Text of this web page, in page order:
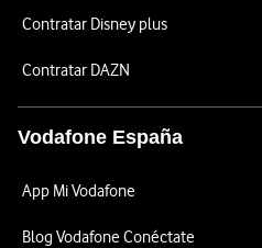
Contratar Disney plus
Contratar DAZN
Vodafone España
App Mi Vodafone
Blog Vodafone Conéctate